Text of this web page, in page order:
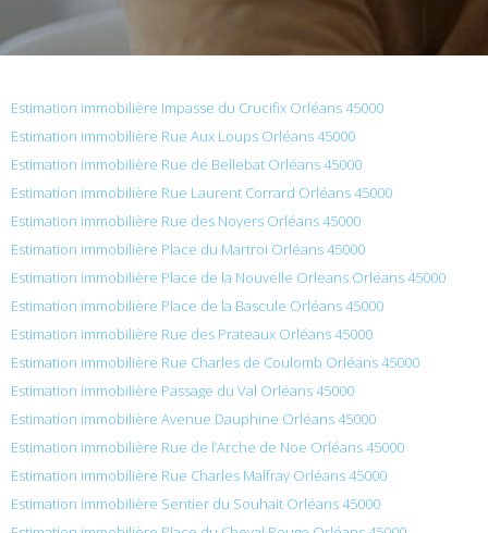
Estimation immobilière Impasse du Crucifix Orléans 45000
Estimation immobilière Rue Aux Loups Orléans 45000
Estimation immobilière Rue de Bellebat Orléans 45000
Estimation immobilière Rue Laurent Corrard Orléans 45000
Estimation immobilière Rue des Noyers Orléans 45000
Estimation immobilière Place du Martroi Orléans 45000
Estimation immobilière Place de la Nouvelle Orleans Orléans 45000
Estimation immobilière Place de la Bascule Orléans 45000
Estimation immobilière Rue des Prateaux Orléans 45000
Estimation immobilière Rue Charles de Coulomb Orléans 45000
Estimation immobilière Passage du Val Orléans 45000
Estimation immobilière Avenue Dauphine Orléans 45000
Estimation immobilière Rue de l’Arche de Noe Orléans 45000
Estimation immobilière Rue Charles Malfray Orléans 45000
Estimation immobilière Sentier du Souhait Orléans 45000